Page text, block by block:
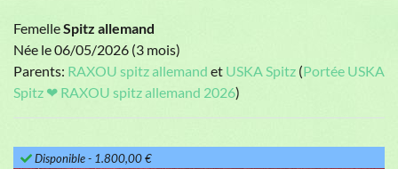
Disponible- 1.800,00 €
FemelleSpitz allemand
Née le 06/05/2026 (3 mois)
Parents: RAXOU spitz allemand et USKA Spitz (Portée USKA
Spitz ❤ RAXOU spitz allemand 2026)